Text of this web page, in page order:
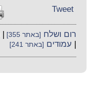
Tweet
רום ושלח [באתר 355]
עמודים [באתר 241]